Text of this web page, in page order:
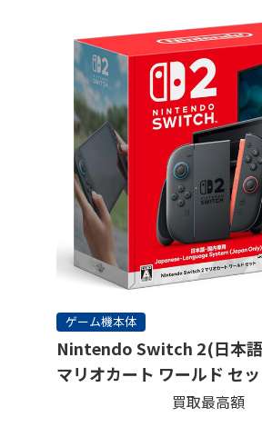
ゲーム機本体
Nintendo Switch 2(日本
マリオカート ワールド セ
買取最高額